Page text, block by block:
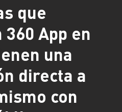
que
App en
una
directa a
con